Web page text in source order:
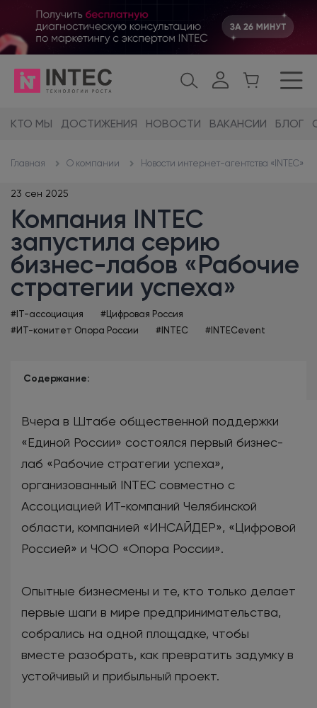
КТО МЫ ДОСТИЖЕНИЯ НОВОСТИ ВАКАНСИИ БЛОГ
Главная О компании Новости интернет-агентства «INTEC»
23 сен 2025
Компания INTEC
запустила серию
бизнес-лабов «Рабочие
стратегии успеха»
#IT-ассоциация
#Цифровая Россия
#ИТ-комитет Опора России
#INTEC #INTECevent
Содержание:
Вчера в Штабе общественной поддержки
«Единой России» состоялся первый бизнес-
лаб «Рабочие стратегии успеха»,
организованный INTEC совместно с
Ассоциацией ИТ-компаний Челябинской
области, компанией «ИНСАЙДЕР», «Цифровой
Россией» и ЧОО «Опора России».
Опытные бизнесмены и те, кто только делает
первые шаги в мире предпринимательства,
собрались на одной площадке, чтобы
вместе разобрать, как превратить задумку в
устойчивый и прибыльный проект.